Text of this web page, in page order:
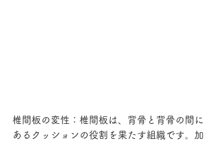
椎間板の変性：椎間板は、背骨と背骨の間に
あるクッションの役割を果たす組織です。加